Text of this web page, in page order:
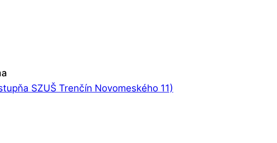
SZUŠ Trenčín Novomeského 11)